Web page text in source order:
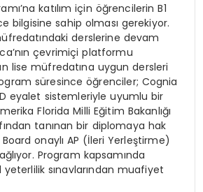
katılım için öğrencilerin B1
bilgisine sahip olması gerekiyor.
derslerine devam
çevrimiçi platformu
lise müfredatına uygun dersleri
süresince öğrenciler; Cognia
eyalet sistemleriyle uyumlu bir
Florida Milli Eğitim Bakanlığı
tanınan bir diplomaya hak
onaylı AP (İleri Yerleştirme)
Program kapsamında
yeterlilik sınavlarından muafiyet